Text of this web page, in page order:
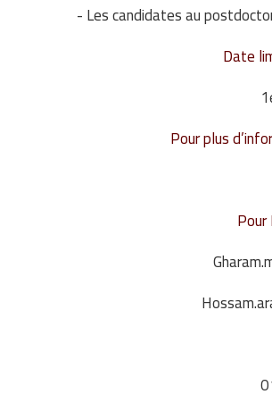
- Les candidates au
Date
Pour plus